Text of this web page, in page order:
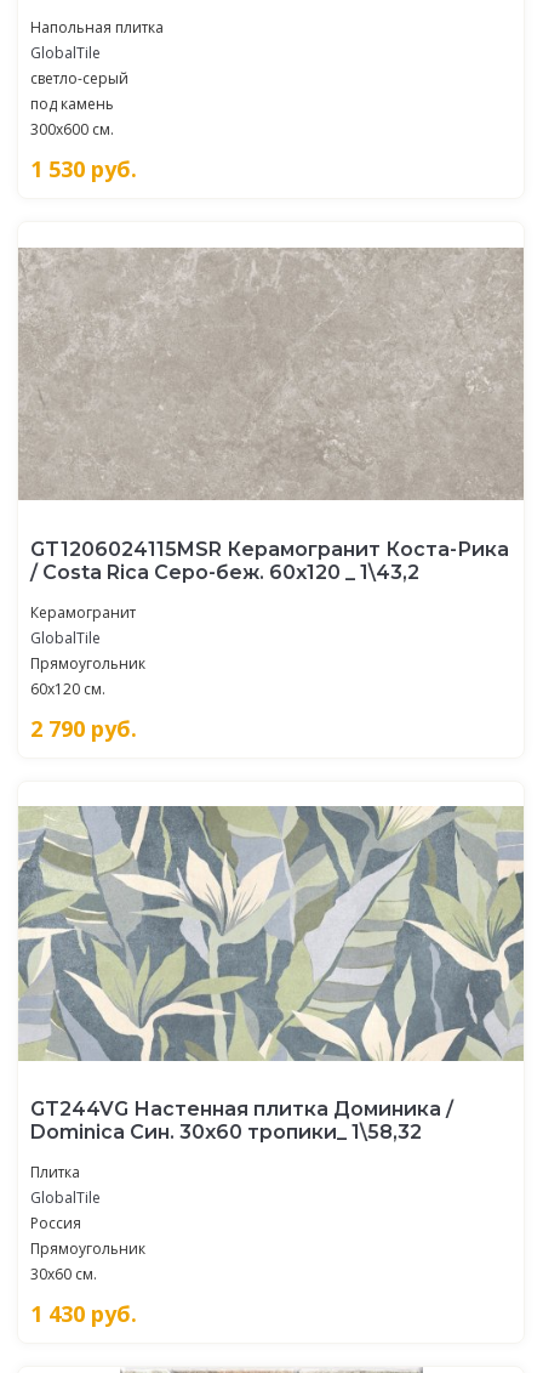
Напольная плитка
GlobalTile
светло-серый
под камень
300x600 см.
1 530 руб.
GT1206024115MSR Керамогранит Коста-Рика
/ Costa Rica Серо-беж. 60x120 _ 1\43,2
Керамогранит
GlobalTile
Прямоугольник
60x120 см.
2 790 руб.
GT244VG Настенная плитка Доминика /
Dominica Син. 30x60 тропики_ 1\58,32
Плитка
GlobalTile
Россия
Прямоугольник
30x60 см.
1 430 руб.